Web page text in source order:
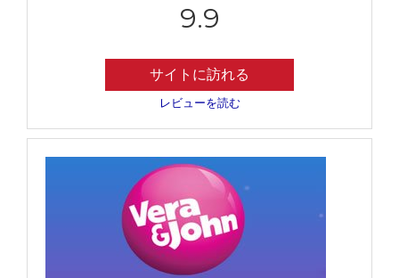
9.9
サイトに訪れる
レビューを読む